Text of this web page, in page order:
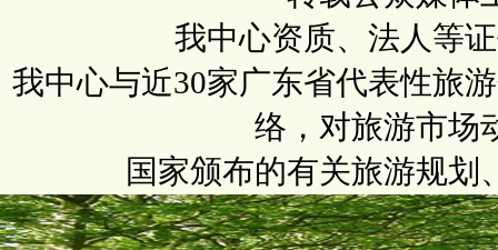
我中心资质、法人等
我中心与近30家广东省代表性旅
络，对旅游市场
国家颁布的有关旅游规划